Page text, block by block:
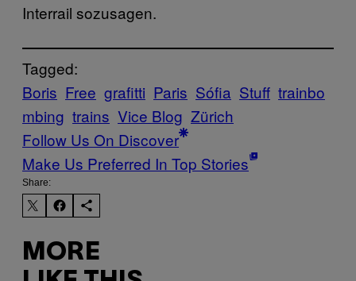
Interrail sozusagen.
Tagged:
Boris Free grafitti Paris Sófia Stuff trainbo
mbing trains Vice Blog Zürich
Follow Us On Discover
Make Us Preferred In Top Stories
Share:
MORE